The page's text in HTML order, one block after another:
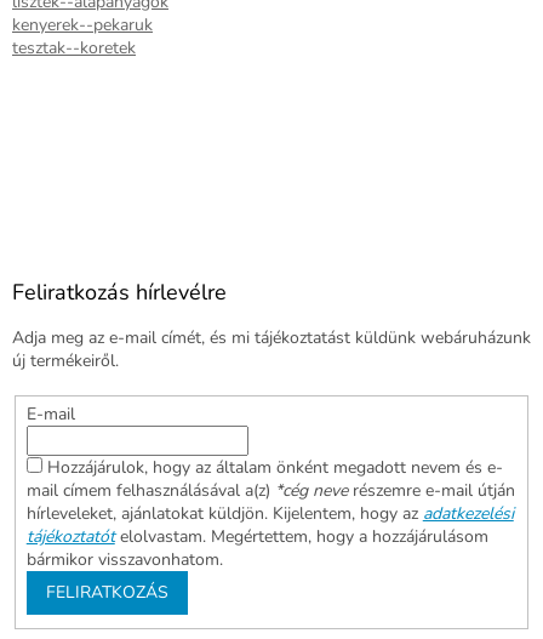
kenyerek--pekaruk
tesztak--koretek
Feliratkozás hírlevélre
Adja meg az e-mail címét, és mi tájékoztatást küldünk webáruházunk
új termékeiről.
E-mail
Hozzájárulok, hogy az általam önként megadott nevem és e-
mail címem felhasználásával a(z) *cég neverészemre e-mail útján
hírleveleket, ajánlatokat küldjön. Kijelentem, hogy az adatkezelési
tájékoztatót elolvastam. Megértettem, hogy a hozzájárulásom
bármikor visszavonhatom.
FELIRATKOZÁS